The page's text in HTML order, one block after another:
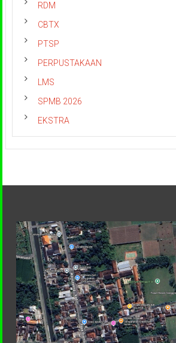
RDM
CBTX
PTSP
PERPUSTAKAAN
LMS
SPMB 2026
EKSTRA